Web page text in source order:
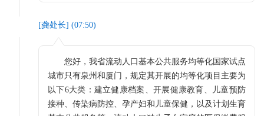
[龚处长] (07:50)
您好，我省流动人口基本公共服务均等化国家试点
城市只有泉州和厦门，规定其开展的均等化项目主要为
以下6大类：建立健康档案、开展健康教育、儿童预防
接种、传染病防控、孕产妇和儿童保健，以及计划生育